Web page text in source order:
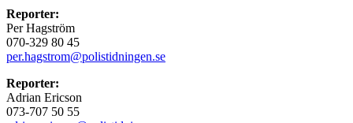
Reporter:
Per Hagström
070-329 80 45
per.hagstrom@polistidningen.se
Reporter:
Adrian Ericson
073-707 50 55